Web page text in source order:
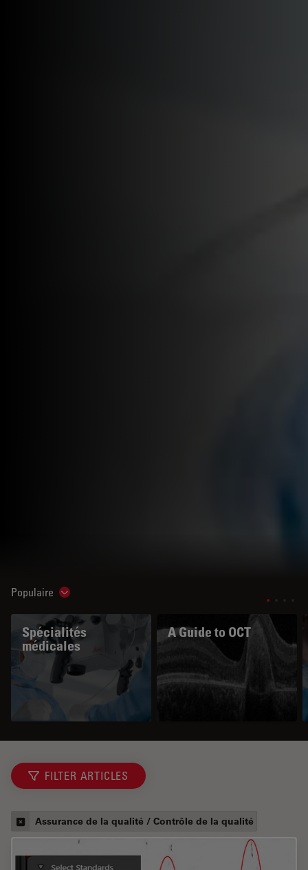
Populaire Show subnavigation
Spécialités
médicales
A Guide to OCT
FILTER ARTICLES
Assurance de la qualité / Contrôle de la qualité